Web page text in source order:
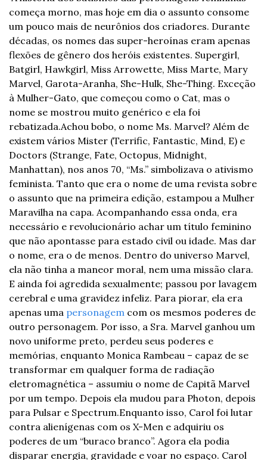
começa morno, mas hoje em dia o assunto consome
um pouco mais de neurônios dos criadores. Durante
décadas, os nomes das super-heroínas eram apenas
flexões de gênero dos heróis existentes. Supergirl,
Batgirl, Hawkgirl, Miss Arrowette, Miss Marte, Mary
Marvel, Garota-Aranha, She-Hulk, She-Thing. Exceção
à Mulher-Gato, que começou como o Cat, mas o
nome se mostrou muito genérico e ela foi
rebatizada.Achou bobo, o nome Ms. Marvel? Além de
existem vários Mister (Terrific, Fantastic, Mind, E) e
Doctors (Strange, Fate, Octopus, Midnight,
Manhattan), nos anos 70, “Ms.” simbolizava o ativismo
feminista. Tanto que era o nome de uma revista sobre
o assunto que na primeira edição, estampou a Mulher
Maravilha na capa. Acompanhando essa onda, era
necessário e revolucionário achar um título feminino
que não apontasse para estado civil ou idade. Mas dar
o nome, era o de menos. Dentro do universo Marvel,
ela não tinha a maneor moral, nem uma missão clara.
E ainda foi agredida sexualmente; passou por lavagem
cerebral e uma gravidez infeliz. Para piorar, ela era
apenas uma personagem com os mesmos poderes de
outro personagem. Por isso, a Sra. Marvel ganhou um
novo uniforme preto, perdeu seus poderes e
memórias, enquanto Monica Rambeau – capaz de se
transformar em qualquer forma de radiação
eletromagnética – assumiu o nome de Capitã Marvel
por um tempo. Depois ela mudou para Photon, depois
para Pulsar e Spectrum.Enquanto isso, Carol foi lutar
contra alienígenas com os X-Men e adquiriu os
poderes de um “buraco branco”. Agora ela podia
disparar energia, gravidade e voar no espaço. Carol